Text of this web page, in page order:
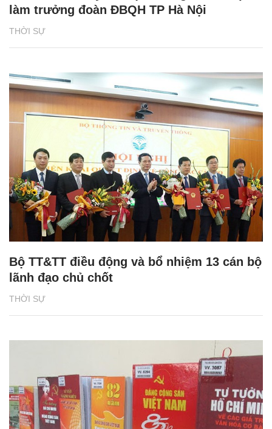
THỜI SỰ
làm trưởng đoàn ĐBQH TP Hà Nội
THỜI SỰ
Bộ TT&TT điều động và bổ nhiệm 13 cán bộ
lãnh đạo chủ chốt